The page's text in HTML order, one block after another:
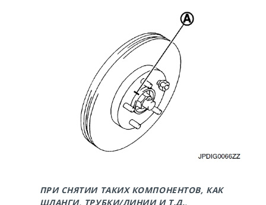
ПРИ СНЯТИИ ТАКИХ КОМПОНЕНТОВ, КАК
ШЛАНГИ, ТРУБКИ/ЛИНИИ И Т.Д.,